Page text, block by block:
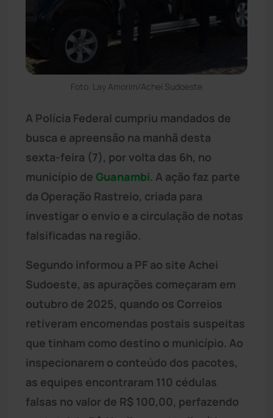
Foto: Lay Amorim/Achei Sudoeste
A Polícia Federal cumpriu mandados de
busca e apreensão na manhã desta
sexta-feira (7), por volta das 6h, no
município de Guanambi. A ação faz parte
da Operação Rastreio, criada para
investigar o envio e a circulação de notas
falsificadas na região.
Segundo informou a PF ao site Achei
Sudoeste, as apurações começaram em
outubro de 2025, quando os Correios
retiveram encomendas postais suspeitas
que tinham como destino o município. Ao
inspecionarem o conteúdo dos pacotes,
as equipes encontraram 110 cédulas
falsas no valor de R$ 100,00, perfazendo